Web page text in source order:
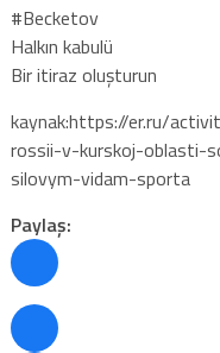
#Becketov
Halkın kabulü
Bir itiraz oluşturun
kaynak:https://er.ru/
rossii-v-kurskoj-oblasti-
silovym-vidam-sporta
Paylaş: